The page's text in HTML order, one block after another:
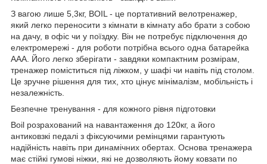
З вагою лише 5,3кг, BOIL - це портативний велотренажер,
який легко переносити з кімнати в кімнату або брати з собою
на дачу, в офіс чи у поїздку. Він не потребує підключення до
електромережі - для роботи потрібна всього одна батарейка
AAA. Його легко зберігати - завдяки компактним розмірам,
тренажер поміститься під ліжком, у шафі чи навіть під столом.
Це зручне рішення для тих, хто цінує мінімалізм, мобільність і
незалежність.
Безпечне тренування - для кожного рівня підготовки
Boil розрахований на навантаження до 120кг, а його
антиковзкі педалі з фіксуючими ремінцями гарантують
надійність навіть при динамічних обертах. Основа тренажера
має стійкі гумові ніжки, які не дозволяють йому ковзати по